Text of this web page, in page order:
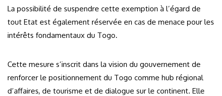
La possibilité de suspendre cette exemption à l’égard de
tout Etat est également réservée en cas de menace pour les
intérêts fondamentaux du Togo.
Cette mesure s’inscrit dans la vision du gouvernement de
renforcer le positionnement du Togo comme hub régional
d’affaires, de tourisme et de dialogue sur le continent. Elle